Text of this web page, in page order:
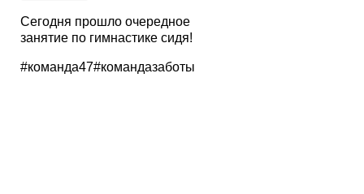
Сегодня прошло очередное
занятие по гимнастике сидя!
#команда47#командазаботы